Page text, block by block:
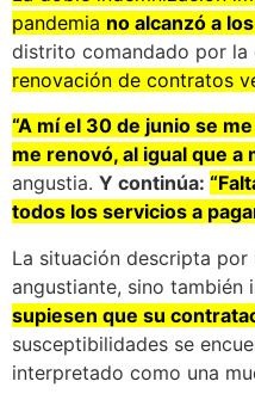
pandemia no alcanzó a
distrito comandado por la
renovación de contratos
“A mí el 30 de junio se
me renovó, al igual que a
angustia. Y continúa:
todos los servicios a
La situación descripta por
angustiante, sino también
supiesen que su
susceptibilidades se
interpretado como una